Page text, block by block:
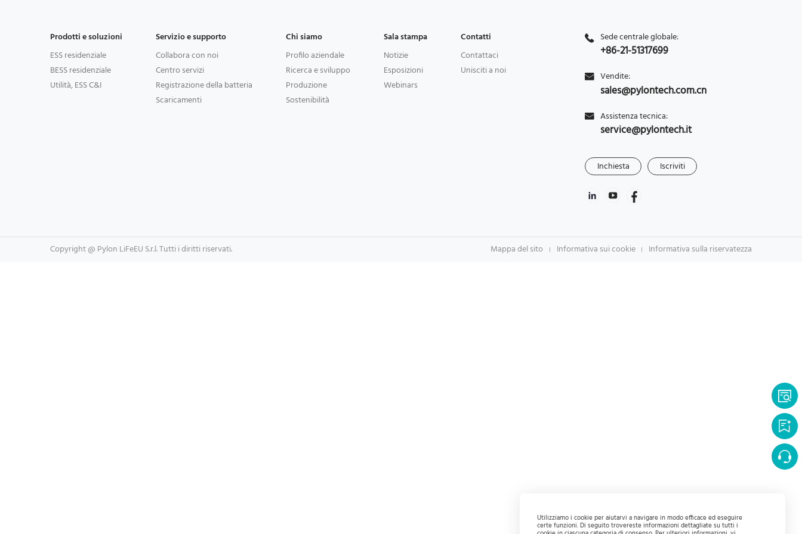
Utilizziamo i cookie per aiutarvi a navigare in modo efficace ed eseguire
certe funzioni. Di seguito trovereste informazioni dettagliate su tutti i
Prodotti e soluzioni
ESS residenziale
BESS residenziale
Utilità, ESS C&I
Servizio e supporto
Collabora con noi
Centro servizi
Registrazione della batteria
Scaricamenti
Chi siamo
Profilo aziendale
Ricerca e sviluppo
Produzione
Sostenibilità
Sala stampa
Notizie
Esposizioni
Webinars
Contatti
Contattaci
Unisciti a noi
Sede centrale globale:
+86-21-51317699
Vendite:
sales@pylontech.com.cn
Assistenza tecnica:
service@pylontech.it
Inchiesta Iscriviti
Copyright @ Pylon LiFeEU S.r.l. Tutti i diritti riservati. Mappa del sito Informativa sui cookie Informativa sulla riservatezza